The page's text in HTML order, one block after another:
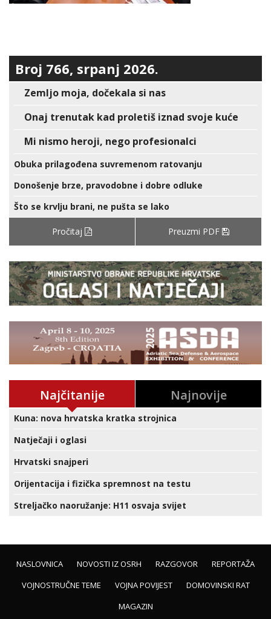
Broj 766, srpanj 2026.
Zemljo moja, dočekala si nas
Onaj trenutak kad proletiš iznad svoje kuće
Mi nismo heroji, nego profesionalci
Obuka prilagođena suvremenom ratovanju
Donošenje brze, pravodobne i dobre odluke
Što se krvlju brani, ne pušta se lako
Pročitaj Preuzmi PDF
Najčitanije Najnovije
Kuna: nova hrvatska kratka strojnica
Natječaji i oglasi
Hrvatski snajperi
Orijentacija i fizička spremnost na testu
Streljačko naoružanje: H11 osvaja svijet
NASLOVNICA NOVOSTI IZ OSRH RAZGOVOR
REPORTAŽA
VOJNOSTRUČNE TEME
VOJNA POVIJEST
DOMOVINSKI RAT
MAGAZIN